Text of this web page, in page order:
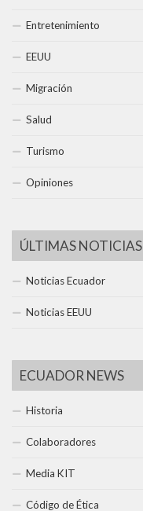
Entretenimiento
EEUU
Migración
Salud
Turismo
Opiniones
ÚLTIMAS NOTICIAS
Noticias Ecuador
Noticias EEUU
ECUADOR NEWS
Historia
Colaboradores
Media KIT
Código de Ética